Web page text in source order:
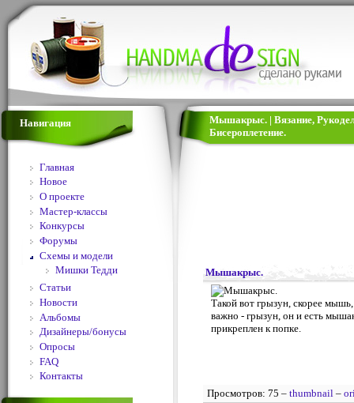
Навигация
Главная
Новое
О проекте
Мастер-классы
Конкурсы
Форумы
Схемы и модели
Мишки Тедди
Статьи
Новости
Альбомы
Дизайнеры/бонусы
Опросы
FAQ
Контакты
Мышакрыс. | Вязание,
Бисероплетение.
Мышакрыс.
Такой вот грызун, скорее
важно - грызун, он и есть
прикреплен к попке.
Просмотров: 75 – thumbnail –